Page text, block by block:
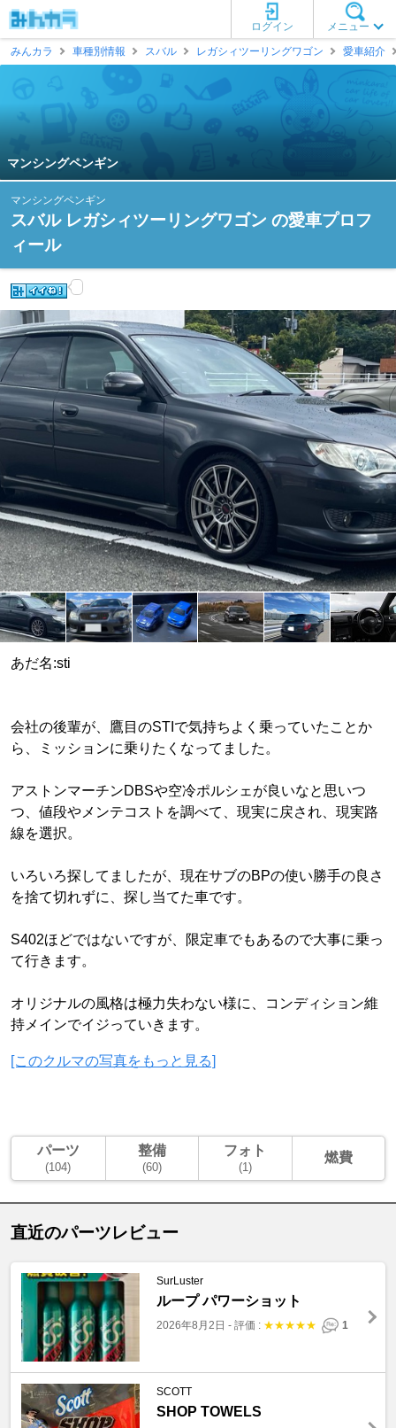
メニュー
ログイン
みんカラ
車種別情報 スバル レガシィツーリングワゴン 愛車紹介
マンシングペンギン
マンシングペンギン
スバル レガシィツーリングワゴン の愛車プロフ
ィール
あだ名:sti
会社の後輩が、鷹目のSTIで気持ちよく乗っていたことか
ら、ミッションに乗りたくなってました。
アストンマーチンDBSや空冷ポルシェが良いなと思いつ
つ、値段やメンテコストを調べて、現実に戻され、現実路
線を選択。
いろいろ探してましたが、現在サブのBPの使い勝手の良さ
を捨て切れずに、探し当てた車です。
S402ほどではないですが、限定車でもあるので大事に乗っ
て行きます。
オリジナルの風格は極力失わない様に、コンディション維
持メインでイジっていきます。
[このクルマの写真をもっと見る]
パーツ
(104)
整備
(60)
フォト
(1)
燃費
直近のパーツレビュー
SurLuster
ループ パワーショット
2026年8月2日 - 評価 : ★★★★★ 1
SCOTT
SHOP TOWELS